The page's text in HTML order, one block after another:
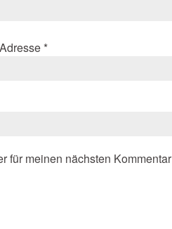
*
für meinen nächsten Kommentar